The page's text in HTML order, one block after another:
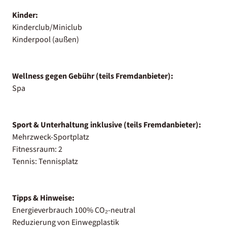
Kinder:
Kinderclub/Miniclub
Kinderpool (außen)
Wellness gegen Gebühr (teils Fremdanbieter):
Spa
Sport & Unterhaltung inklusive (teils Fremdanbieter):
Mehrzweck-Sportplatz
Fitnessraum: 2
Tennis: Tennisplatz
Tipps & Hinweise:
Energieverbrauch 100% CO₂-neutral
Reduzierung von Einwegplastik